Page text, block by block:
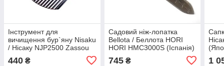
Інструмент для
вичищення бур`яну Nisaku
/ Нісаку NJP2500 Zassou
Tawashi 1118644 (Японія)
440 ₴
Садовий ніж-лопатка
Bellota / Беллота HORI
HORI HMC3000S (Іспанія)
745₴ 1